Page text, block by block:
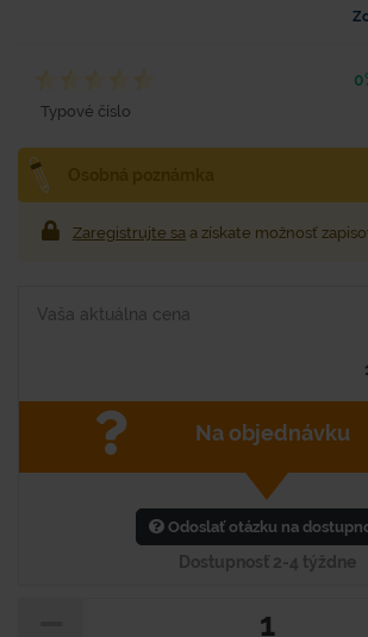
Typové číslo
Zaregistrujte sa a získate možnosť
Vaša aktuálna cena
Na objednávku
Odoslať otázku na
Dostupnosť 2-4 týždne